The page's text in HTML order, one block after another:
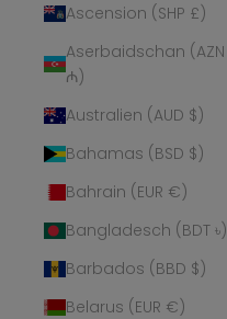
Ascension (SHP £)
Aserbaidschan (AZN
₼)
Australien (AUD $)
Bahamas (BSD $)
Bahrain (EUR €)
Bangladesch (BDT ৳)
Barbados (BBD $)
Belarus (EUR €)